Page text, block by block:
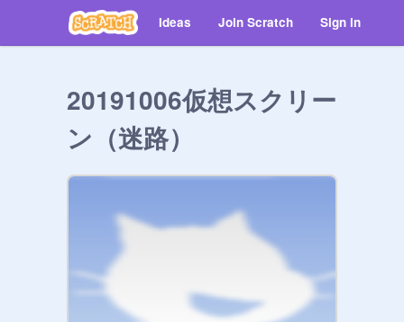
Ideas Join Scratch Sign in
20191006仮想スクリー
ン（迷路）